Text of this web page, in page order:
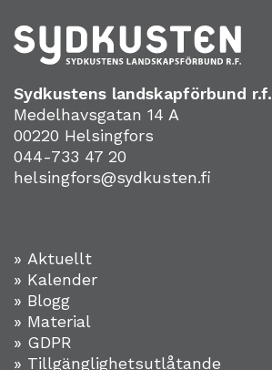
Sydkustens landskapförbund r.f.
Medelhavsgatan 14 A
00220 Helsingfors
044-733 47 20
helsingfors@sydkusten.fi
» Aktuellt
» Kalender
» Blogg
» Material
» GDPR
» Tillgänglighetsutlåtande